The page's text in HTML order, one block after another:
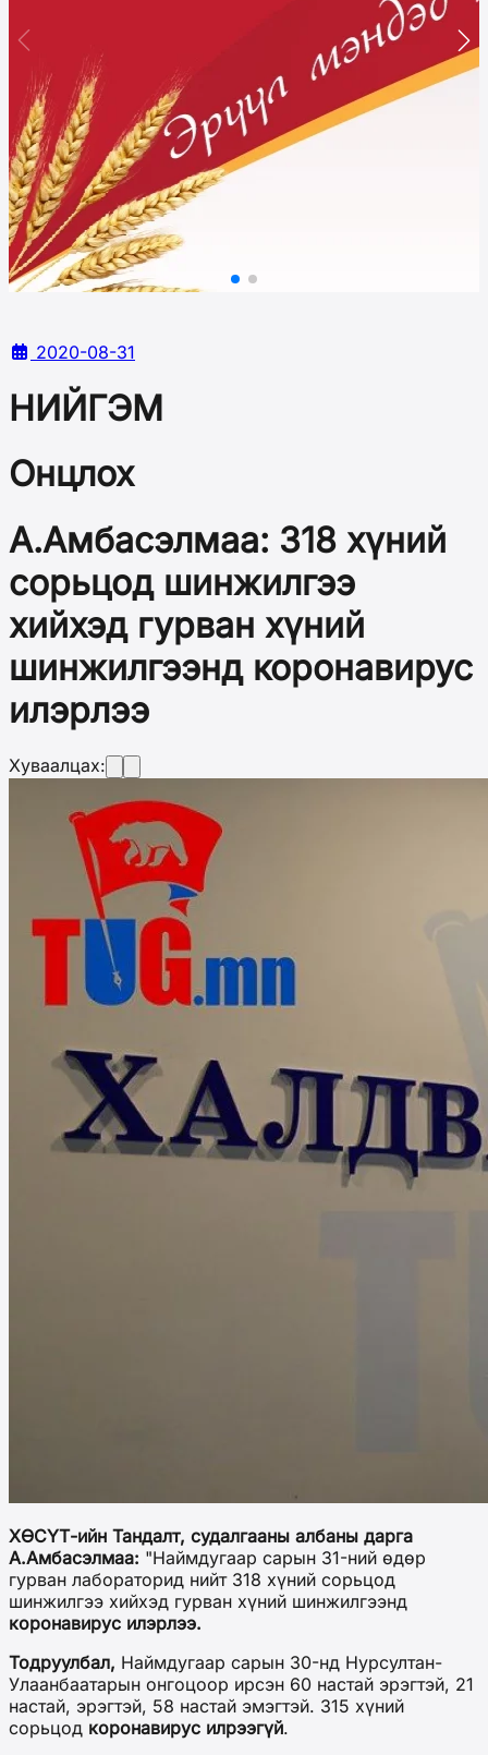
2020-08-31
НИЙГЭМ
Онцлох
А.Амбасэлмаа: 318 хүний
сорьцод шинжилгээ
хийхэд гурван хүний
шинжилгээнд коронавирус
илэрлээ
Хуваалцах:
ХӨСҮТ-ийн Тандалт, судалгааны албаны дарга
А.Амбасэлмаа: "Наймдугаар сарын 31-ний өдөр
гурван лабораторид нийт 318 хүний сорьцод
шинжилгээ хийхэд гурван хүний шинжилгээнд
коронавирус илэрлээ.
Тодруулбал, Наймдугаар сарын 30-нд Нурсултан-
Улаанбаатарын онгоцоор ирсэн 60 настай эрэгтэй, 21
настай, эрэгтэй, 58 настай эмэгтэй. 315 хүний
сорьцод коронавирус илрээгүй.